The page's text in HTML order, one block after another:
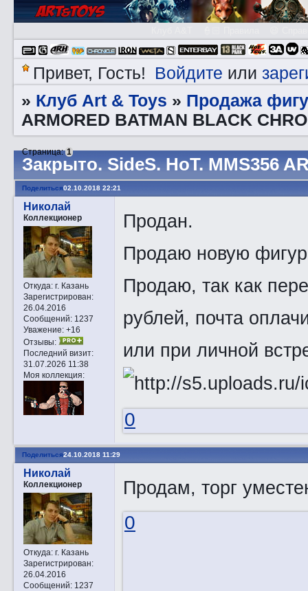
Привет, Гость! Войдите или
» Клуб Art & Toys » Продажа
ARMORED BATMAN BLACK
Закрытo. SidеS. HоT. MMS356
Страница:1
Поделиться02.10.2018 22:21
Николай
Коллекционер
Откуда:г. Казань
Зарегистрирован:
26.04.2016
Сообщений:1237
Уважение: +16
Отзывы:
Последний визит:
31.07.2026 11:38
Моя коллекция:
Продан.
Продаю новую
Продаю, так как
рублей, почта
или при личной
0
Поделиться24.10.2018 11:29
Николай
Коллекционер
Откуда:г. Казань
Зарегистрирован:
26.04.2016
Сообщений:1237
Продам, торг
0